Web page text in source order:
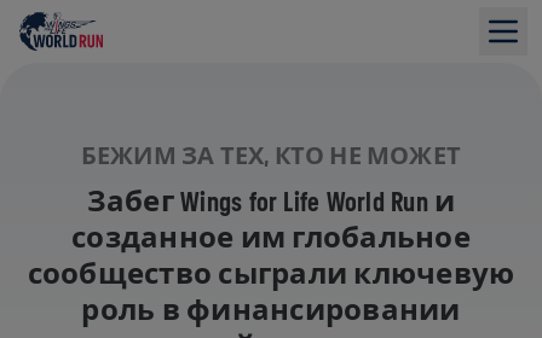
БЕЖИМ ЗА ТЕХ, КТО НЕ МОЖЕТ
Забег Wings for Life World Run и
созданное им глобальное
сообщество сыграли ключевую
роль в финансировании